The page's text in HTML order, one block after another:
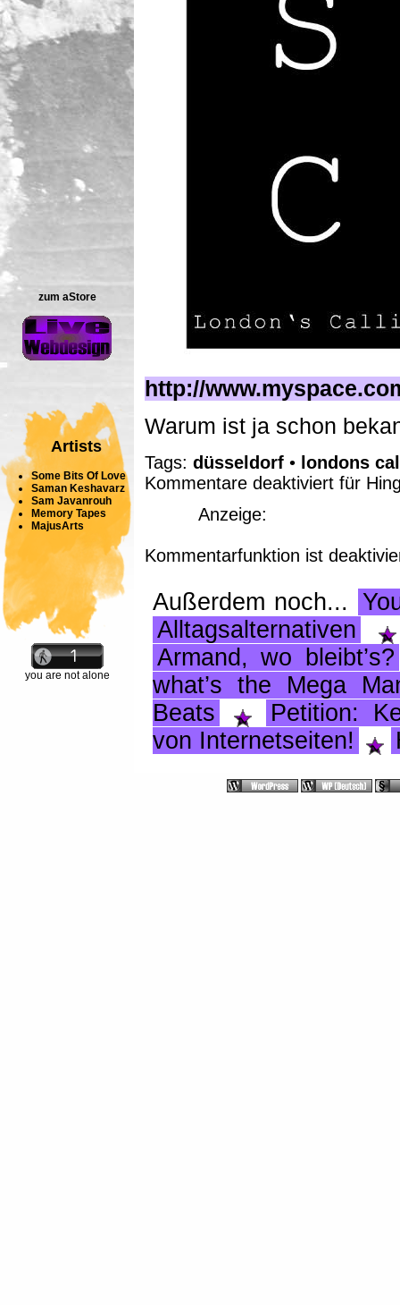
zum aStore
Artists
Some Bits Of Love
Saman Keshavarz
Sam Javanrouh
Memory Tapes
MajusArts
you are not alone
http://
Warum ist ja schon
Tags:düsseldorf • londons
Kommentare deaktiviert für
Anzeige:
Kommentarfunktion ist
Außerdem noch...
Alltagsalternativen
Armand, wo bleibt’s?
what’s the Mega
Beats
Petition:
von Internetseiten!